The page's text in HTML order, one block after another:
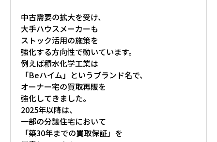
中古需要の拡大を受け、
大手ハウスメーカーも
ストック活用の施策を
強化する方向性で動いています。
例えば積水化学工業は
「Beハイム」というブランド名で、
オーナー宅の買取再販を
強化してきました。
2025年以降は、
一部の分譲住宅において
「築30年までの買取保証」を